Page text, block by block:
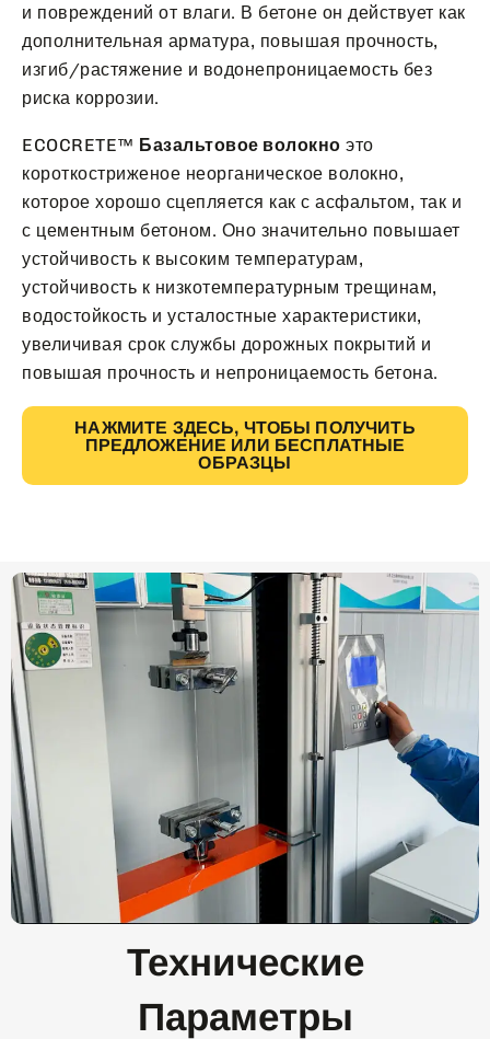
и повреждений от влаги. В бетоне он действует как
дополнительная арматура, повышая прочность,
изгиб/растяжение и водонепроницаемость без
риска коррозии.
ECOCRETE™ Базальтовое волокно это
короткостриженое неорганическое волокно,
которое хорошо сцепляется как с асфальтом, так и
с цементным бетоном. Оно значительно повышает
устойчивость к высоким температурам,
устойчивость к низкотемпературным трещинам,
водостойкость и усталостные характеристики,
увеличивая срок службы дорожных покрытий и
повышая прочность и непроницаемость бетона.
НАЖМИТЕ ЗДЕСЬ, ЧТОБЫ ПОЛУЧИТЬ
ПРЕДЛОЖЕНИЕ ИЛИ БЕСПЛАТНЫЕ
ОБРАЗЦЫ
Технические
Параметры